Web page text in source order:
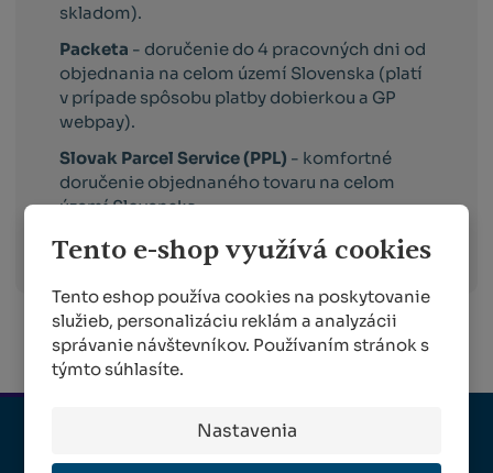
Tento e-shop využívá cookies
Tento eshop používa cookies na poskytovanie
služieb, personalizáciu reklám a analyzácii
správanie návštevníkov. Používaním stránok s
týmto súhlasíte.
Nastavenia
skladom).
Packeta - doručenie do 4 pracovných dni od
objednania na celom území Slovenska (platí
v prípade spôsobu platby dobierkou a GP
webpay).
Slovak Parcel Service (PPL) - komfortné
doručenie objednaného tovaru na celom
území Slovenska.
Viac informácií o preprave